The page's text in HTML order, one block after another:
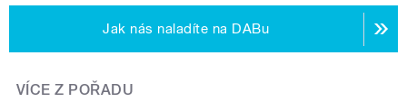
Jak nás naladíte na DABu
VÍCE Z POŘADU